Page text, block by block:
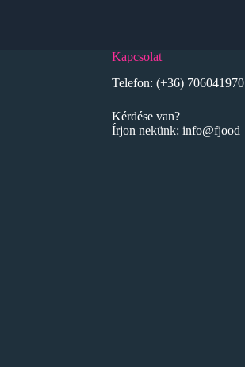
Kapcsolat
Telefon: (+36) 706041970
Kérdése van?
Írjon nekünk: info@fjood